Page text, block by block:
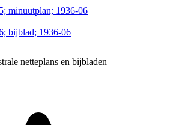
minuutplan; 1936-06
bijblad; 1936-06
netteplans en bijbladen